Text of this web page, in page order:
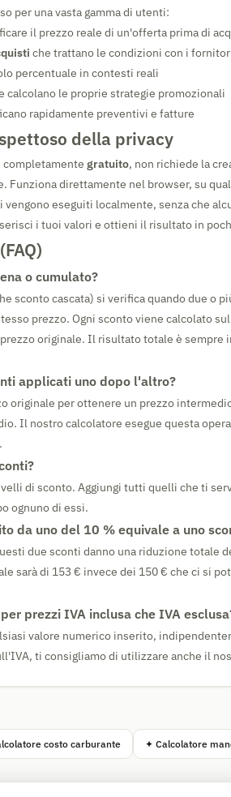
per una vasta gamma di utenti:
il prezzo reale di un'offerta prima di
che trattano le condizioni con i
percentuale in contesti reali
calcolano le proprie strategie promozionali
rapidamente preventivi e fatture
della privacy
gratuito, non richiede la
Funziona direttamente nel browser, su
eseguiti localmente, senza che
i tuoi valori e ottieni il risultato in
o cumulato?
sconto cascata) si verifica quando due o
prezzo. Ogni sconto viene calcolato
originale. Il risultato totale è sempre
applicati uno dopo l'altro?
originale per ottenere un prezzo
Il nostro calcolatore esegue questa
di sconto. Aggiungi tutti quelli che ti
ognuno di essi.
da uno del 10 % equivale a uno
due sconti danno una riduzione totale
sarà di 153 € invece dei 150 € che ci si
prezzi IVA inclusa che IVA
valore numerico inserito,
ti consigliamo di utilizzare anche il
costo carburante ✦ Calcolatore